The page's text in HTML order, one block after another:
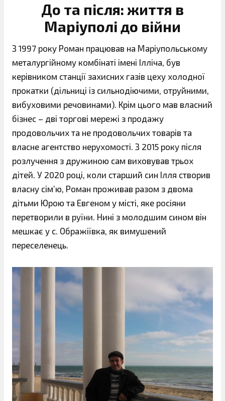
До та після: життя в
Маріуполі до війни
З 1997 року Роман працював на Маріупольському
металургійному комбінаті імені Ілліча, був
керівником станції захисних газів цеху холодної
прокатки (дільниці із сильнодіючими, отруйними,
вибуховими речовинами). Крім цього мав власний
бізнес – дві торгові мережі з продажу
продовольчих та не продовольчих товарів та
власне агентство нерухомості. З 2015 року після
розлучення з дружиною сам виховував трьох
дітей. У 2020 році, коли старший син Ілля створив
власну сім’ю, Роман проживав разом з двома
дітьми Юрою та Евгеном у місті, яке росіяни
перетворили в руїни. Нині з молодшим сином він
мешкає у с. Ображіївка, як вимушений
переселенець.